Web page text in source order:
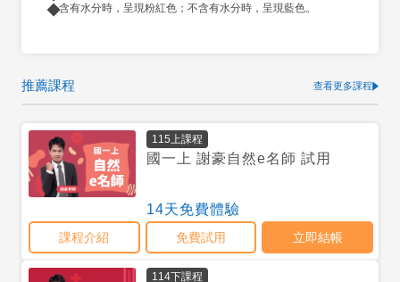
含有水分時，呈現粉紅色；不含有水分時，呈現藍色。
推薦課程 查看更多課程